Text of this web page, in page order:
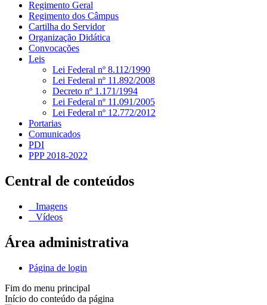
Regimento Geral
Regimento dos Câmpus
Cartilha do Servidor
Organização Didática
Convocações
Leis
Lei Federal nº 8.112/1990
Lei Federal nº 11.892/2008
Decreto nº 1.171/1994
Lei Federal nº 11.091/2005
Lei Federal nº 12.772/2012
Portarias
Comunicados
PDI
PPP 2018-2022
Central de conteúdos
Imagens
Vídeos
Área administrativa
Página de login
Fim do menu principal
Início do conteúdo da página